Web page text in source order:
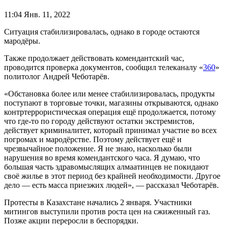
11:04 Янв. 11, 2022
Ситуация стабилизировалась, однако в городе остаются
мародёры.
Также продолжает действовать комендантский час,
проводится проверка документов, сообщил телеканалу «360»
политолог Андрей Чеботарёв.
«Обстановка более или менее стабилизировалась, продукты
поступают в торговые точки, магазины открываются, однако
контртеррористическая операция ещё продолжается, потому
что где-то по городу действуют остатки экстремистов,
действует криминалитет, который принимал участие во всех
погромах и мародёрстве. Поэтому действует ещё и
чрезвычайное положение. Я не знаю, насколько были
нарушения во время комендантского часа. Я думаю, что
большая часть здравомыслящих алмаатинцев не покидают
своё жилье в этот период без крайней необходимости. Другое
дело — есть масса приезжих людей», — рассказал Чеботарёв.
Протесты в Казахстане начались 2 января. Участники
митингов выступили против роста цен на сжиженный газ.
Позже акции переросли в беспорядки.